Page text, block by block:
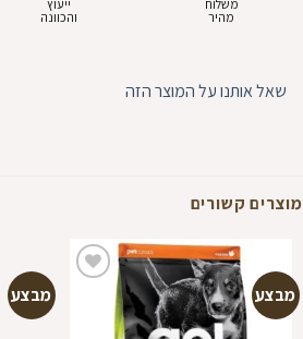
משלוח
מהיר
ייעוץ
והכוונה
שאל אותנו על המוצר הזה
מוצרים קשורים
מבצע מבצע